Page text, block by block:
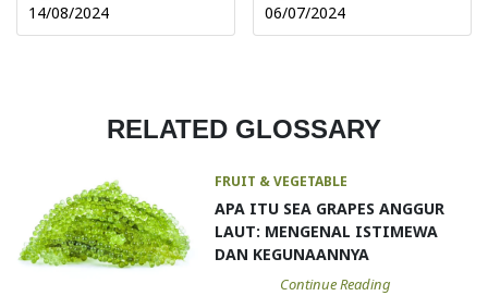
14/08/2024 06/07/2024
RELATED GLOSSARY
FRUIT & VEGETABLE
APA ITU SEA GRAPES ANGGUR
LAUT: MENGENAL ISTIMEWA
DAN KEGUNAANNYA
Continue Reading